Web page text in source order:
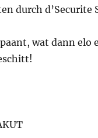
durch d’Securite
wat dann elo